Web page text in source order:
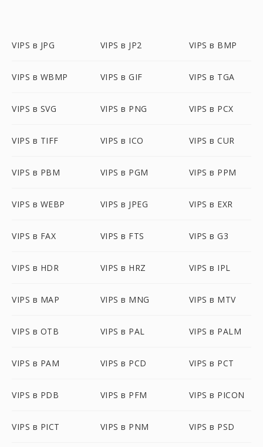
VIPS в JPG VIPS в JP2 VIPS в BMP
VIPS в WBMP VIPS в GIF VIPS в TGA
VIPS в SVG VIPS в PNG VIPS в PCX
VIPS в TIFF VIPS в ICO VIPS в CUR
VIPS в PBM VIPS в PGM VIPS в PPM
VIPS в WEBP VIPS в JPEG VIPS в EXR
VIPS в FAX VIPS в FTS VIPS в G3
VIPS в HDR VIPS в HRZ VIPS в IPL
VIPS в MAP VIPS в MNG VIPS в MTV
VIPS в OTB VIPS в PAL VIPS в PALM
VIPS в PAM VIPS в PCD VIPS в PCT
VIPS в PDB VIPS в PFM VIPS в PICON
VIPS в PICT VIPS в PNM VIPS в PSD